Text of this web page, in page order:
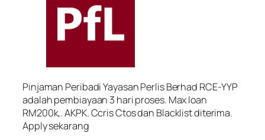
Pinjaman Peribadi Yayasan Perlis Berhad RCE-YYP
adalah pembiayaan 3 hari proses. Max loan
RM200k,. AKPK. Ccris Ctos dan Blacklist diterima.
Apply sekarang